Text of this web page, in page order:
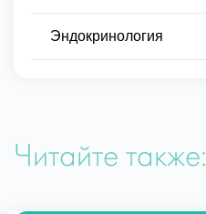
Эндокринология
Читайте также: